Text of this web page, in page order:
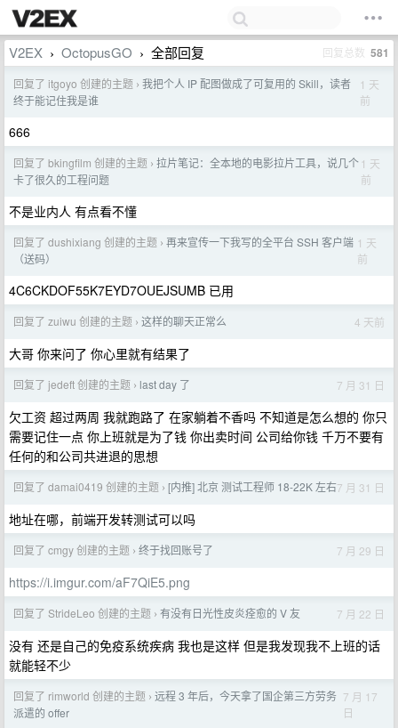
V2EX › OctopusGO › 全部回复 回复总数 581
回复了 itgoyo 创建的主题 › 我把个人 IP 配图做成了可复用的 Skill，读者
终于能记住我是谁
1 天
前
666
回复了 bkingfilm 创建的主题 › 拉片笔记：全本地的电影拉片工具，说几个
卡了很久的工程问题
1 天
前
不是业内人 有点看不懂
回复了 dushixiang 创建的主题 › 再来宣传一下我写的全平台 SSH 客户端
（送码）
1 天
前
4C6CKDOF55K7EYD7OUEJSUMB 已用
回复了 zuiwu 创建的主题 › 这样的聊天正常么 4 天前
大哥 你来问了 你心里就有结果了
回复了 jedeft 创建的主题 › last day 了 7 月 31 日
欠工资 超过两周 我就跑路了 在家躺着不香吗 不知道是怎么想的 你只
需要记住一点 你上班就是为了钱 你出卖时间 公司给你钱 千万不要有
任何的和公司共进退的思想
回复了 damai0419 创建的主题 › [内推] 北京 测试工程师 18-22K 左右7 月 31 日
地址在哪，前端开发转测试可以吗
回复了 cmgy 创建的主题 › 终于找回账号了 7 月 29 日
https://i.imgur.com/aF7QiE5.png
回复了 StrideLeo 创建的主题 › 有没有日光性皮炎痊愈的 V 友 7 月 22 日
没有 还是自己的免疫系统疾病 我也是这样 但是我发现我不上班的话
就能轻不少
回复了 rimworld 创建的主题 › 远程 3 年后，今天拿了国企第三方劳务
派遣的 offer
7 月 17
日